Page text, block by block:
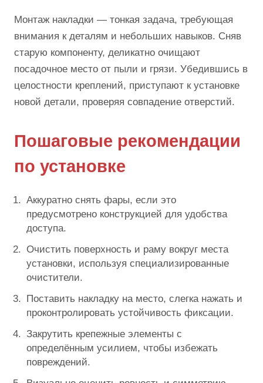
Монтаж накладки — тонкая задача, требующая
внимания к деталям и небольших навыков. Сняв
старую компоненту, деликатно очищают
посадочное место от пыли и грязи. Убедившись в
целостности креплений, приступают к установке
новой детали, проверяя совпадение отверстий.
Пошаговые рекомендации
по установке
Аккуратно снять фары, если это
предусмотрено конструкцией для удобства
доступа.
Очистить поверхность и раму вокруг места
установки, используя специализированные
очистители.
Поставить накладку на место, слегка нажать и
проконтролировать устойчивость фиксации.
Закрутить крепежные элементы с
определённым усилием, чтобы избежать
повреждений.